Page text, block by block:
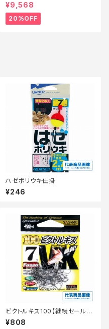
¥9,568
20%OFF
ハゼポリウキ仕掛
¥246
ビクトルキス100【継続セール_
仕掛】
¥808